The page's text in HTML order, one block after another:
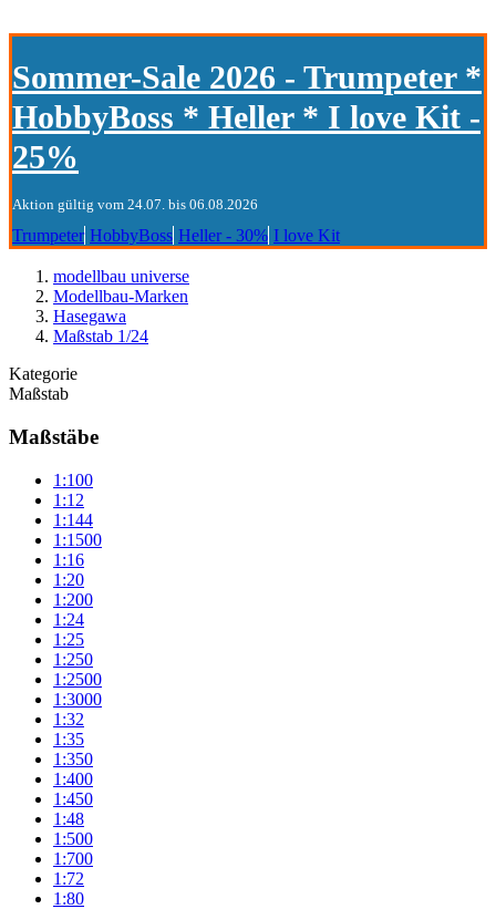
Sommer-Sale 2026 - Trumpeter *
HobbyBoss * Heller * I love Kit -
25%
Aktion gültig vom 24.07. bis 06.08.2026
Trumpeter HobbyBoss Heller - 30% I love Kit
modellbau universe
Modellbau-Marken
Hasegawa
Maßstab 1/24
Kategorie
Maßstab
Maßstäbe
1:100
1:12
1:144
1:1500
1:16
1:20
1:200
1:24
1:25
1:250
1:2500
1:3000
1:32
1:35
1:350
1:400
1:450
1:48
1:500
1:700
1:72
1:80